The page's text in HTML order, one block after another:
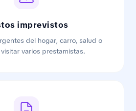
imprevistos
del hogar, carro, salud o
varios prestamistas.